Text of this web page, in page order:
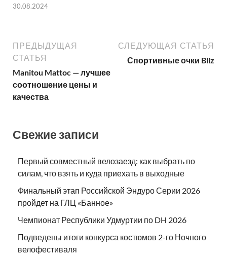
30.08.2024
ПРЕДЫДУЩАЯ
СТАТЬЯ
Manitou Mattoc — лучшее
соотношение цены и
качества
СЛЕДУЮЩАЯ СТАТЬЯ
Спортивные очки Bliz
Свежие записи
Первый совместный велозаезд: как выбрать по
силам, что взять и куда приехать в выходные
Финальный этап Российской Эндуро Серии 2026
пройдет на ГЛЦ «Банное»
Чемпионат Республики Удмуртии по DH 2026
Подведены итоги конкурса костюмов 2-го Ночного
велофестиваля